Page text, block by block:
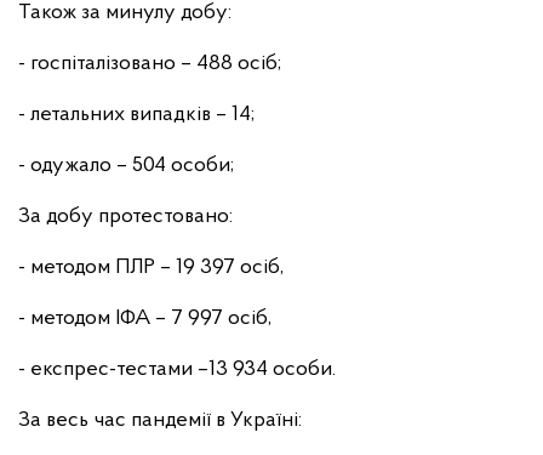
Також за минулу добу:
- госпіталізовано – 488 осіб;
- летальних випадків – 14;
- одужало – 504 особи;
За добу протестовано:
- методом ПЛР – 19 397 осіб,
- методом ІФА – 7 997 осіб,
- експрес-тестами –13 934 особи.
За весь час пандемії в Україні: